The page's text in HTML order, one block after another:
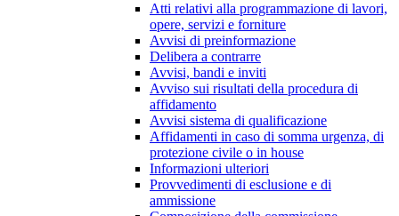
Atti relativi alla programmazione di lavori,
opere, servizi e forniture
Avvisi di preinformazione
Delibera a contrarre
Avvisi, bandi e inviti
Avviso sui risultati della procedura di
affidamento
Avvisi sistema di qualificazione
Affidamenti in caso di somma urgenza, di
protezione civile o in house
Informazioni ulteriori
Provvedimenti di esclusione e di
ammissione